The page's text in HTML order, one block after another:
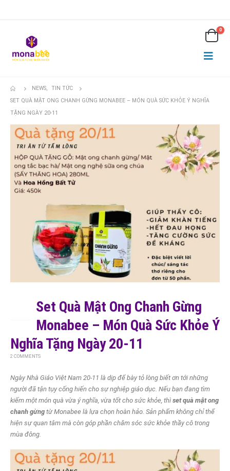
0
NEWS,
TIN TỨC
SET QUÀ MẬT ONG CHANH GỪNG MONABEE – MÓN QUÀ SỨC KHỎE Ý NGHĨA
TẶNG NGÀY 20-11
Set Quà Mật Ong Chanh Gừng
Monabee – Món Quà Sức Khỏe Ý
Nghĩa Tặng Ngày 20-11
2 COMMENTS
Ngày Nhà Giáo Việt Nam 20-11 là dịp để bày tỏ lòng biết ơn tới những
người đã tận tụy cống hiến cho sự nghiệp giáo dục. Nếu bạn đang tìm
kiếm một món quà vừa ý nghĩa, vừa tốt cho sức khỏe, thì set quà mật ong
chanh gừng từ Monabee là lựa chọn hoàn hảo. Sản phẩm không chỉ thể
hiện sự quan tâm mà còn góp phần chăm sóc sức khỏe thầy cô trong
mùa đông.